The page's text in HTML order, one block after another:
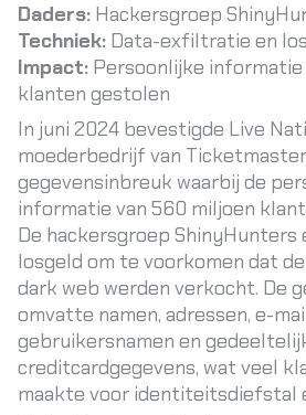
Daders: Hackersgroep
Techniek: Data-exfiltratie en
Impact: Persoonlijke
klanten gestolen
In juni 2024 bevestigde Live
moederbedrijf van
gegevensinbreuk waarbij de
informatie van 560 miljoen
De hackersgroep
losgeld om te voorkomen dat
dark web werden verkocht. De
omvatte namen, adressen, e-
gebruikersnamen en
creditcardgegevens, wat veel
maakte voor identiteitsdiefstal